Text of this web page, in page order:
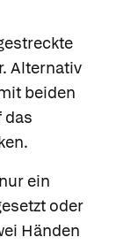
Alternativ
beiden
das
ein
oder
Händen